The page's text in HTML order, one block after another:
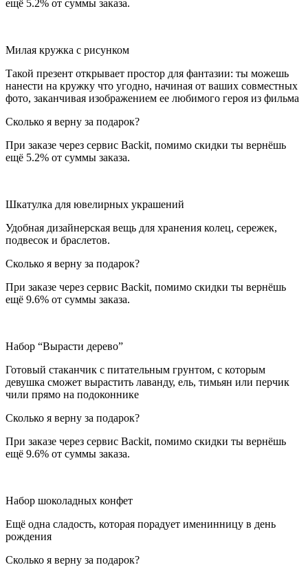
ещё 5.2% от суммы заказа.
Милая кружка с рисунком
Такой презент открывает простор для фантазии: ты можешь
нанести на кружку что угодно, начиная от ваших совместных
фото, заканчивая изображением ее любимого героя из фильма
Сколько я верну за подарок?
При заказе через сервис Backit, помимо скидки ты вернёшь
ещё 5.2% от суммы заказа.
Шкатулка для ювелирных украшений
Удобная дизайнерская вещь для хранения колец, сережек,
подвесок и браслетов.
Сколько я верну за подарок?
При заказе через сервис Backit, помимо скидки ты вернёшь
ещё 9.6% от суммы заказа.
Набор “Вырасти дерево”
Готовый стаканчик с питательным грунтом, с которым
девушка сможет вырастить лаванду, ель, тимьян или перчик
чили прямо на подоконнике
Сколько я верну за подарок?
При заказе через сервис Backit, помимо скидки ты вернёшь
ещё 9.6% от суммы заказа.
Набор шоколадных конфет
Ещё одна сладость, которая порадует именинницу в день
рождения
Сколько я верну за подарок?